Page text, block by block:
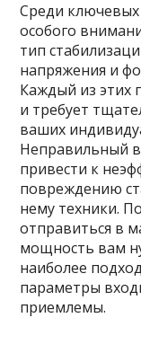
Среди
особого
тип
напряжения и
Каждый из этих
и требует
ваших
Неправильный
привести к
повреждению
нему техники.
отправиться в
мощность вам
наиболее
параметры
приемлемы.